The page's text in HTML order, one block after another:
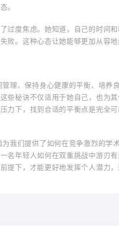
。
过度焦虑。她知道，自己的时间
败。这种心态让她能够更加从容地
理、保持身心健康的平衡、培养
些秘诀不仅适用于她自己，也为
力下，找到合适的平衡点是完全
为我们提供了如何在竞争激烈的学
名年轻人如何在双重挑战中游刃
提下，才能更好地发挥个人潜力，